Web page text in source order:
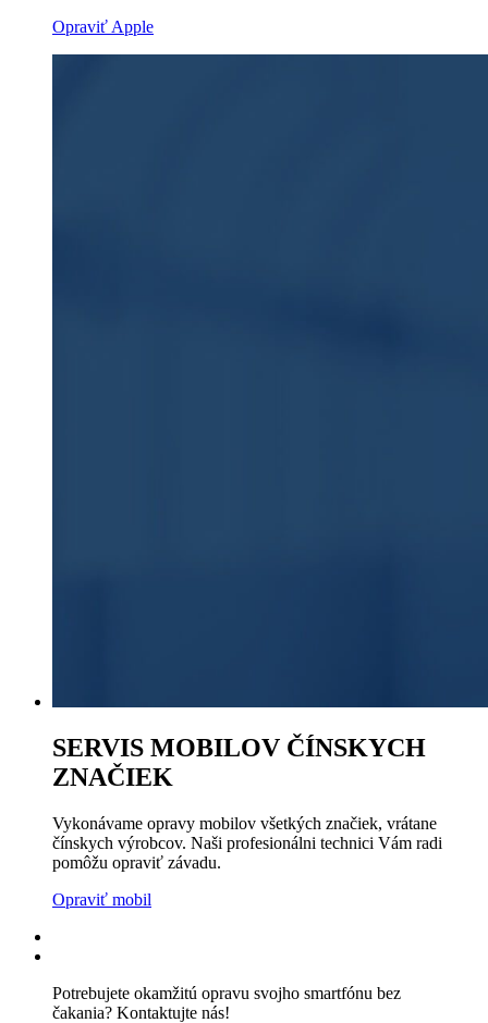
Opraviť Apple
SERVIS MOBILOV ČÍNSKYCH
ZNAČIEK
Vykonávame opravy mobilov všetkých značiek, vrátane
čínskych výrobcov. Naši profesionálni technici Vám radi
pomôžu opraviť závadu.
Opraviť mobil
Potrebujete okamžitú opravu svojho smartfónu bez
čakania? Kontaktujte nás!